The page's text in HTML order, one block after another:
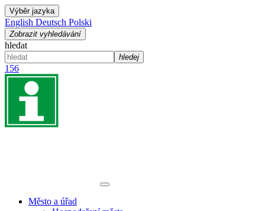
Výběr jazyka
English Deutsch Polski
Zobrazit vyhledávání
hledat
hledej
156
Město a úřad